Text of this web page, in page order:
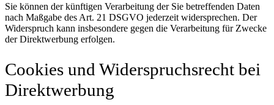
Sie können der künftigen Verarbeitung der Sie betreffenden Daten
nach Maßgabe des Art. 21 DSGVO jederzeit widersprechen. Der
Widerspruch kann insbesondere gegen die Verarbeitung für Zwecke
der Direktwerbung erfolgen.
Cookies und Widerspruchsrecht bei
Direktwerbung